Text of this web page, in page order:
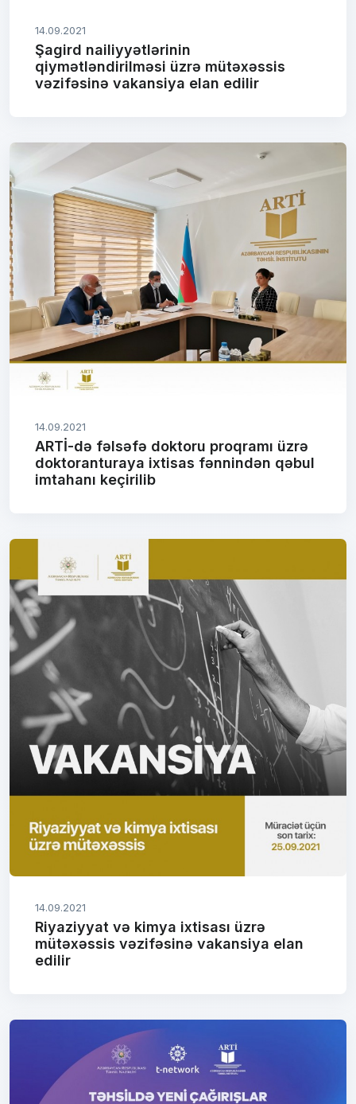
14.09.2021
Şagird nailiyyətlərinin
qiymətləndirilməsi üzrə mütəxəssis
vəzifəsinə vakansiya elan edilir
14.09.2021
ARTİ-də fəlsəfə doktoru proqramı üzrə
doktoranturaya ixtisas fənnindən qəbul
imtahanı keçirilib
14.09.2021
Riyaziyyat və kimya ixtisası üzrə
mütəxəssis vəzifəsinə vakansiya elan
edilir